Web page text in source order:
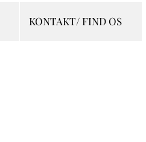
KONTAKT/ FIND OS